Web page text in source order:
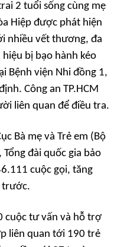
2 tuổi sống cùng mẹ
Hiệp được phát hiện
nhiều vết thương, đa
bị bạo hành kéo
Bệnh viện Nhi đồng 1,
Công an TP.HCM
liên quan để điều tra.
Bà mẹ và Trẻ em (Bộ
đài quốc gia bảo
cuộc gọi, tăng
trước.
cuộc tư vấn và hỗ trợ
liên quan tới 190 trẻ